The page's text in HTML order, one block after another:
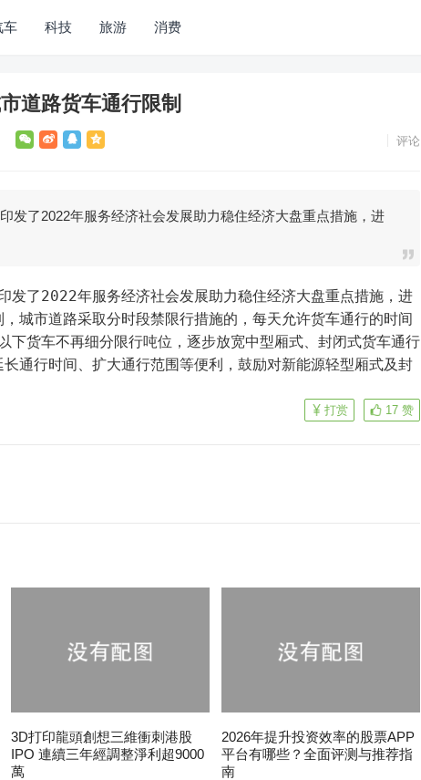
车 科技 旅游 消费
道路货车通行限制
评论
发了2022年服务经济社会发展助力稳住经济大盘重点措施，进
城市道路采取分时段禁限行措施的，每天允许货车通行的时间
货车不再细分限行吨位，逐步放宽中型厢式、封闭式货车通行
通行时间、扩大通行范围等便利，鼓励对新能源轻型厢式及封
17 赞
打赏
3D打印龍頭創想三維衝刺港股
IPO 連續三年經調整淨利超9000
萬
2026年提升投资效率的股票APP
平台有哪些？全面评测与推荐指
南